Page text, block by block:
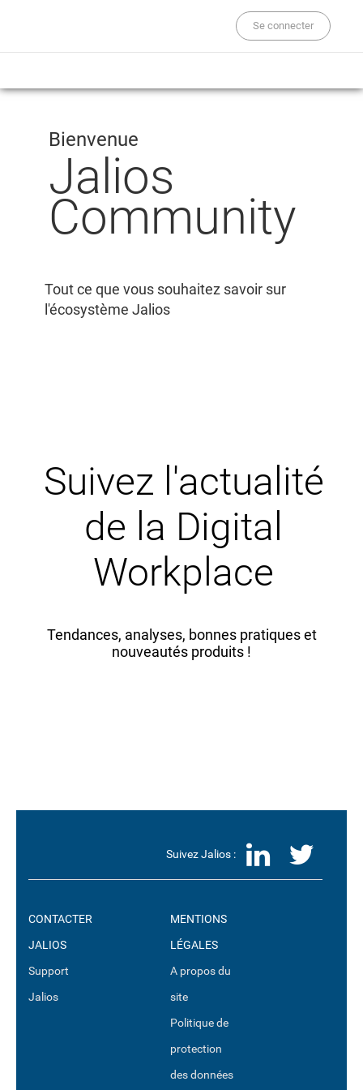
Se connecter
Bienvenue
Jalios
Community
Tout ce que vous souhaitez savoir sur
l'écosystème Jalios
Suivez l'actualité
de la Digital
Workplace
Tendances, analyses, bonnes pratiques et
nouveautés produits !
Suivez Jalios :
CONTACTER
JALIOS
Support
Jalios
MENTIONS
LÉGALES
A propos du
site
Politique de
protection
des données